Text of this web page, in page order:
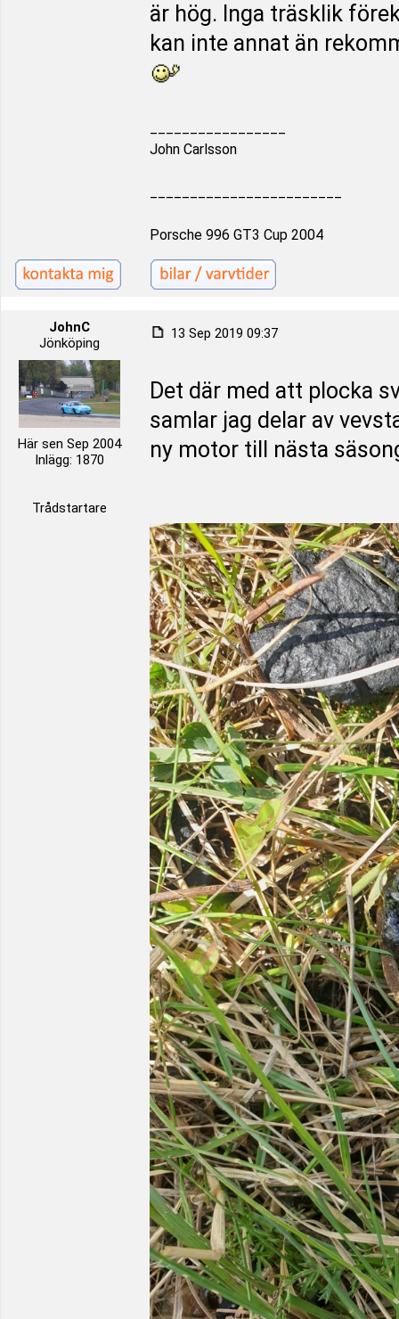
är hög. Inga träsklik
kan inte annat än
John Carlsson
Porsche 996 GT3 Cup 2004
JohnC
Jönköping
Här sen Sep 2004
Inlägg: 1870
Trådstartare
13 Sep 2019 09:37
Det där med att plocka
samlar jag delar av
ny motor till nästa